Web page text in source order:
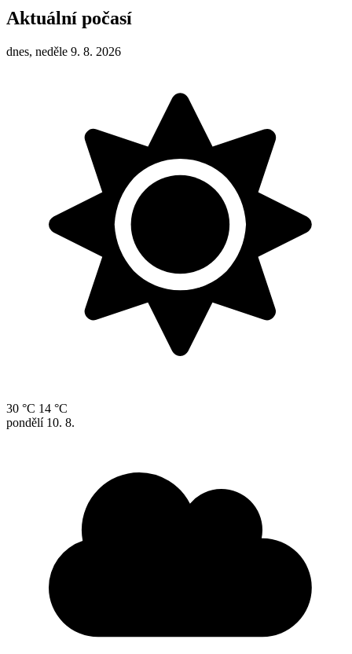
Aktuální počasí
dnes, neděle 9. 8. 2026
30 °C 14 °C
pondělí 10. 8.